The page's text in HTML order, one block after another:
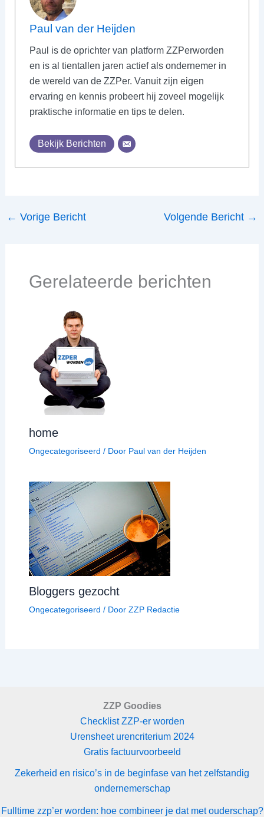
Paul van der Heijden
Paul is de oprichter van platform ZZPerworden
en is al tientallen jaren actief als ondernemer in
de wereld van de ZZPer. Vanuit zijn eigen
ervaring en kennis probeert hij zoveel mogelijk
praktische informatie en tips te delen.
Bekijk Berichten
← Vorige Bericht Volgende Bericht →
Gerelateerde berichten
home
Ongecategoriseerd / Door Paul van der Heijden
Bloggers gezocht
Ongecategoriseerd / Door ZZP Redactie
ZZP Goodies
Checklist ZZP-er worden
Urensheet urencriterium 2024
Gratis factuurvoorbeeld
Zekerheid en risico’s in de beginfase van het zelfstandig
ondernemerschap
Fulltime zzp’er worden: hoe combineer je dat met ouderschap?